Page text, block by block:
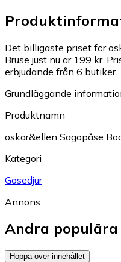
Det billigaste priset för
Bruse just nu är 199 kr.
erbjudande från 6 butiker.
Grundläggande
Produktnamn
oskar&ellen Sagopåse
Kategori
Gosedjur
Annons
Andra
Hoppa över innehållet